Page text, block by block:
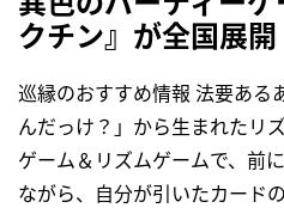
クチン』が全国展
巡縁のおすすめ情報 法要ある
んだっけ？」から生まれたリ
ゲーム＆リズムゲームで、前
ながら、自分が引いたカー